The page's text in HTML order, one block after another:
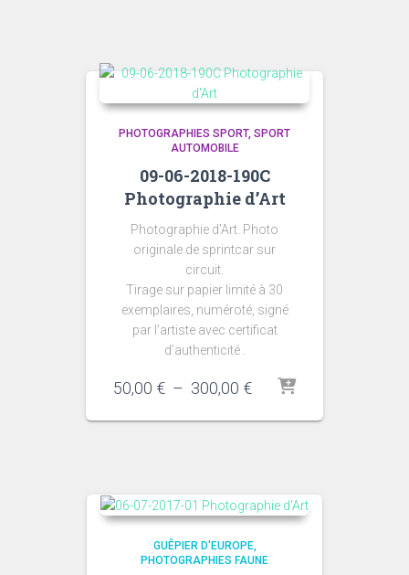
PHOTOGRAPHIES SPORT SPORT
AUTOMOBILE
09-06-2018-190C
Photographie d’Art
Photographie d’Art. Photo
originale de sprintcar sur
circuit.
Tirage sur papier limité à 30
exemplaires, numéroté, signé
par l’artiste avec certificat
d’authenticité .
50,00 € – 300,00 €Plage
prix :
GUÊPIER D'EUROPE
PHOTOGRAPHIES FAUNE